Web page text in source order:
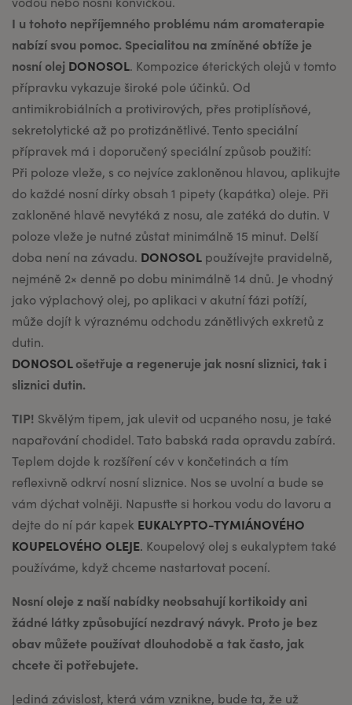
I u tohoto nepříjemného problému nám aromaterapie
nabízí svou pomoc. Specialitou na zmíněné obtíže je
nosní olej DONOSOL. Kompozice éterických olejů v tomto
přípravku vykazuje široké pole účinků. Od
antimikrobiálních a protivirových, přes protiplísňové,
sekretolytické až po protizánětlivé. Tento speciální
přípravek má i doporučený speciální způsob použití:
Při poloze vleže, s co nejvíce zakloněnou hlavou, aplikujte
do každé nosní dírky obsah 1 pipety (kapátka) oleje. Při
zakloněné hlavě nevytéká z nosu, ale zatéká do dutin. V
poloze vleže je nutné zůstat minimálně 15 minut. Delší
doba není na závadu. DONOSOL používejte pravidelně,
nejméně 2× denně po dobu minimálně 14 dnů. Je vhodný
jako výplachový olej, po aplikaci v akutní fázi potíží,
může dojít k výraznému odchodu zánětlivých exkretů z
dutin.
DONOSOLošetřuje a regeneruje jak nosní sliznici, tak i
sliznici dutin.
TIP! Skvělým tipem, jak ulevit od ucpaného nosu, je také
napařování chodidel. Tato babská rada opravdu zabírá.
Teplem dojde k rozšíření cév v končetinách a tím
reflexivně odkrví nosní sliznice. Nos se uvolní a bude se
vám dýchat volněji. Napusťte si horkou vodu do lavoru a
dejte do ní pár kapek EUKALYPTO-TYMIÁNOVÉHO
KOUPELOVÉHO OLEJE. Koupelový olej s eukalyptem také
používáme, když chceme nastartovat pocení.
Nosní oleje z naší nabídky neobsahují kortikoidy ani
žádné látky způsobující nezdravý návyk. Proto je bez
obav můžete používat dlouhodobě a tak často, jak
chcete či potřebujete.
Jediná závislost, která vám vznikne, bude ta, že už